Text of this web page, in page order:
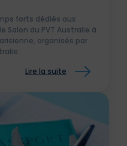
forts dédiés aux
Salon du PVT Australie à
organisés par
Lire la suite